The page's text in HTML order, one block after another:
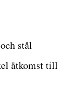
stål
åtkomst till